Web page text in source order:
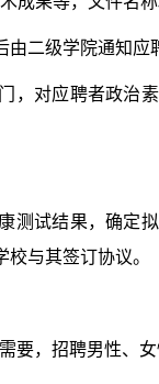
级学院通知应
对应聘者政治
试结果，确定
与其签订协议。
，招聘男性、女